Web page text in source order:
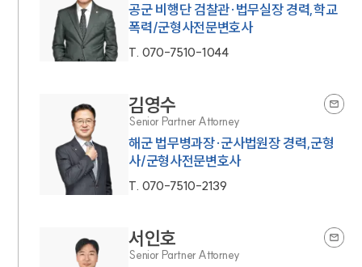
공군 비행단 검찰관·법무실장 경력,학교
폭력/군형사전문변호사
T. 070-7510-1044
김영수
Senior Partner Attorney
해군 법무병과장·군사법원장 경력,군형
사/군형사전문변호사
T. 070-7510-2139
서인호
Senior Partner Attorney